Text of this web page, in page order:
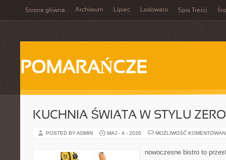
Strona główna Archiwum Lipiec Lodowato Spis Treści
POMARAŃCZE
KUCHNIA ŚWIATA W STYLU
POSTED BY ADMIN MAJ - 4 - 2026 MOŻLIWOŚĆ
nowoczesne bistro to